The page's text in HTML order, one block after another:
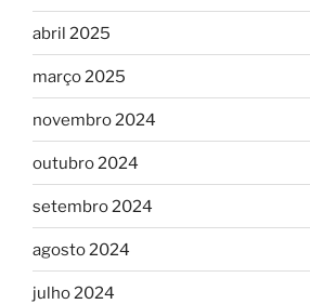
abril 2025
março 2025
novembro 2024
outubro 2024
setembro 2024
agosto 2024
julho 2024